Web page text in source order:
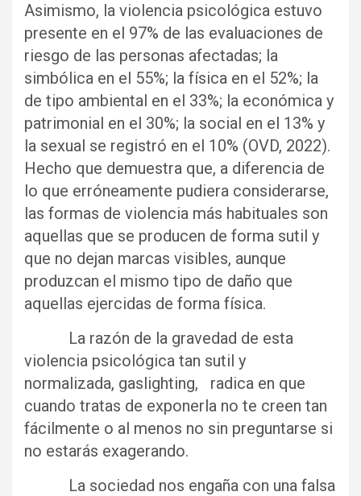
Asimismo, la violencia psicológica estuvo
presente en el 97% de las evaluaciones de
riesgo de las personas afectadas; la
simbólica en el 55%; la física en el 52%; la
de tipo ambiental en el 33%; la económica y
patrimonial en el 30%; la social en el 13% y
la sexual se registró en el 10% (OVD, 2022).
Hecho que demuestra que, a diferencia de
lo que erróneamente pudiera considerarse,
las formas de violencia más habituales son
aquellas que se producen de forma sutil y
que no dejan marcas visibles, aunque
produzcan el mismo tipo de daño que
aquellas ejercidas de forma física.
La razón de la gravedad de esta
violencia psicológica tan sutil y
normalizada, gaslighting, radica en que
cuando tratas de exponerla no te creen tan
fácilmente o al menos no sin preguntarse si
no estarás exagerando.
La sociedad nos engaña con una falsa